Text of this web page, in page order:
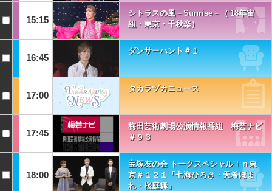
15:15
シトラスの風－Sunrise－（'18年宙
組・東京・千秋楽）
16:45
ダンサーハント＃１
17:00
タカラヅカニュース
17:45
梅田芸術劇場公演情報番組 梅芸ナビ
＃９３
18:00
宝塚友の会 トークスペシャルｉｎ東
京＃１２１「七海ひろき・天希ほま
れ・桜庭舞」